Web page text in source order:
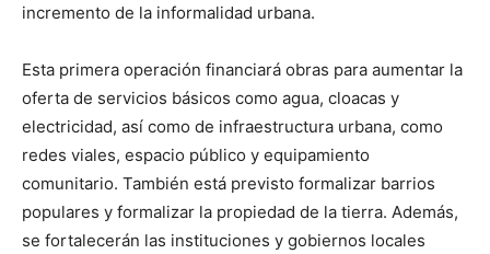
incremento de la informalidad urbana.
Esta primera operación financiará obras para aumentar la
oferta de servicios básicos como agua, cloacas y
electricidad, así como de infraestructura urbana, como
redes viales, espacio público y equipamiento
comunitario. También está previsto formalizar barrios
populares y formalizar la propiedad de la tierra. Además,
se fortalecerán las instituciones y gobiernos locales